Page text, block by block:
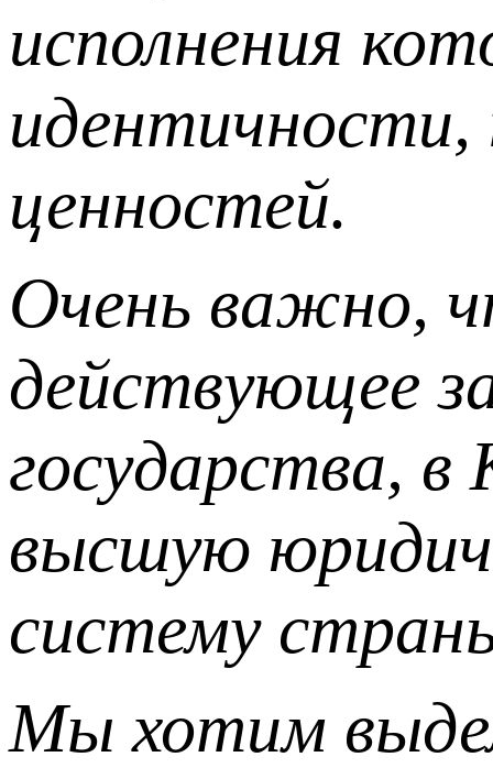
исполнения
идентичности,
ценностей.
Очень важно,
действующее
государства,
высшую
систему
Мы хотим